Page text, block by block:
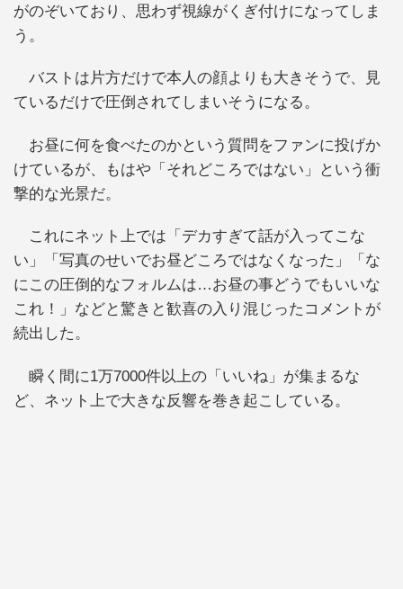
がのぞいており、思わず視線がくぎ付けになってしま
う。
バストは片方だけで本人の顔よりも大きそうで、見
ているだけで圧倒されてしまいそうになる。
お昼に何を食べたのかという質問をファンに投げか
けているが、もはや「それどころではない」という衝
撃的な光景だ。
これにネット上では「デカすぎて話が入ってこな
い」「写真のせいでお昼どころではなくなった」「な
にこの圧倒的なフォルムは…お昼の事どうでもいいな
これ！」などと驚きと歓喜の入り混じったコメントが
続出した。
瞬く間に1万7000件以上の「いいね」が集まるな
ど、ネット上で大きな反響を巻き起こしている。